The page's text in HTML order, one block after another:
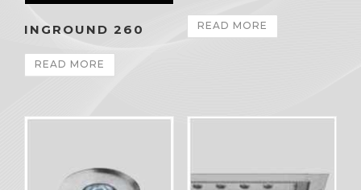
INGROUND 260
READ MORE
READ MORE